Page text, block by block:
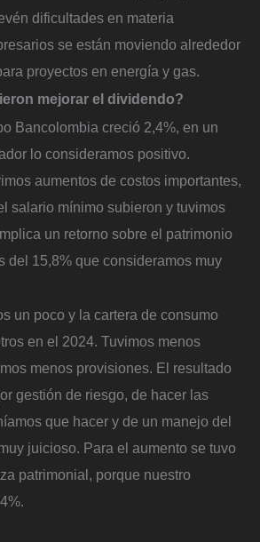
dificultades en materia
se están moviendo alrededor
proyectos en energía y gas.
mejorar el dividendo?
Bancolombia creció 2,4%, en un
lo consideramos positivo.
aumentos de costos importantes,
salario mínimo subieron y tuvimos
un retorno sobre el patrimonio
del 15,8% que consideramos muy
un poco y la cartera de consumo
en el 2024. Tuvimos menos
menos provisiones. El resultado
gestión de riesgo, de hacer las
que hacer y de un manejo del
juicioso. Para el aumento se tuvo
patrimonial, porque nuestro